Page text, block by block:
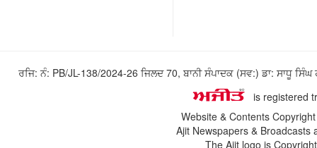
ਰਜਿ: ਨੰ: PB/JL-138/2024-26 ਜਿਲਦ 70, ਬਾਨੀ ਸੰਪਾਦਕ (ਸਵ:) ਡਾ: ਸਾਧੂ
is registered
Website & Contents
Ajit Newspapers &
The Ajit logo is